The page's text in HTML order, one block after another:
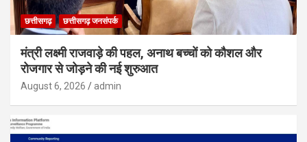
छत्तीसगढ़ छत्तीसगढ़ जनसंपर्क
मंत्री लक्ष्मी राजवाड़े की पहल, अनाथ बच्चों को कौशल और
रोजगार से जोड़ने की नई शुरुआत
August 6, 2026 admin